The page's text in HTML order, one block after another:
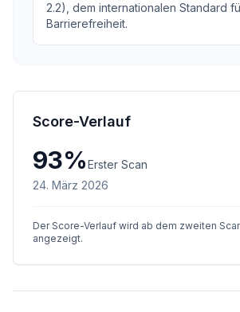
2.2), dem internationalen Standard
Barrierefreiheit.
Score-Verlauf
93%Erster Scan
24. März 2026
Der Score-Verlauf wird ab dem zweiten
angezeigt.